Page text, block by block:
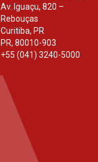
Av. Iguaçu, 820 –
Rebouças
Curitiba, PR
PR, 80010-903
+55 (041) 3240-5000